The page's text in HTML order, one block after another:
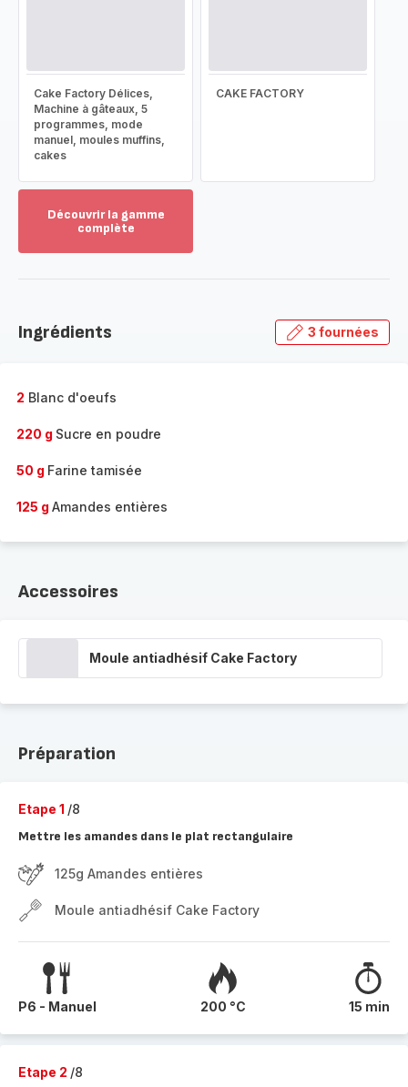
Cake Factory Délices,
Machine à gâteaux, 5
programmes, mode
manuel, moules muffins,
cakes
CAKE FACTORY
Découvrir la gamme
complète
gamme
Ingrédients 3 fournées
2 Blanc d'oeufs
220 g Sucre en poudre
50 g Farine tamisée
125 g Amandes entières
Accessoires
Moule antiadhésif Cake Factory
Préparation
Etape 1 /8
Mettre les amandes dans le plat rectangulaire
125g Amandes entières
Moule antiadhésif Cake Factory
P6 - Manuel 200 °C 15 min
Etape 2 /8